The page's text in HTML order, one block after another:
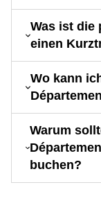
Was ist die
einen
Wo kann
Warum
buchen?